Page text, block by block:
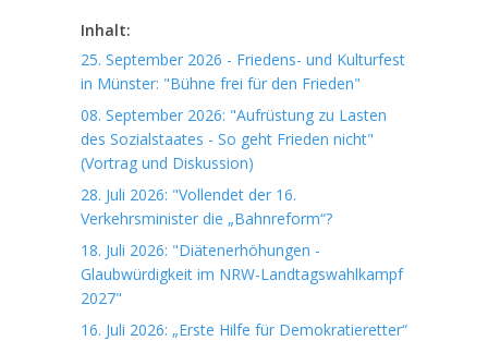
Inhalt:
25. September 2026 - Friedens- und Kulturfest
in Münster: "Bühne frei für den Frieden"
08. September 2026: "Aufrüstung zu Lasten
des Sozialstaates - So geht Frieden nicht"
(Vortrag und Diskussion)
28. Juli 2026: "Vollendet der 16.
Verkehrsminister die „Bahnreform“?
18. Juli 2026: "Diätenerhöhungen -
Glaubwürdigkeit im NRW-Landtagswahlkampf
2027"
16. Juli 2026: „Erste Hilfe für Demokratieretter“